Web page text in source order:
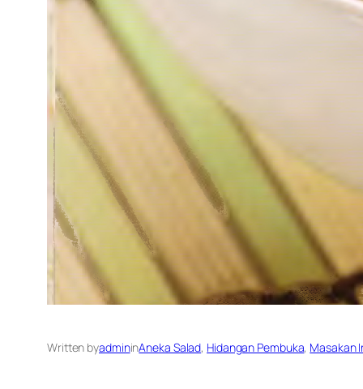
Written byadmininAneka Salad, Hidangan Pembuka, Masakan